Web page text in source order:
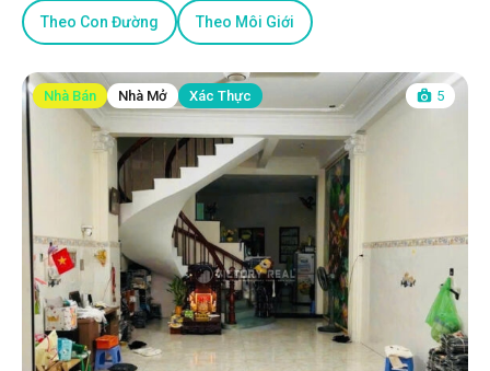
Theo Con Đường Theo Môi Giới
Nhà Bán Nhà Mở Xác Thực 5